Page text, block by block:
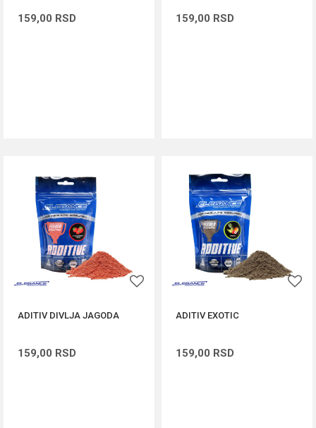
159,00 RSD 159,00 RSD
ADITIV DIVLJA JAGODA
159,00 RSD
ADITIV EXOTIC
159,00 RSD